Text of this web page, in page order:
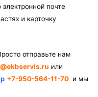
почте
и карточку
отправьте нам
или
+7-950-564-11-70 и мы